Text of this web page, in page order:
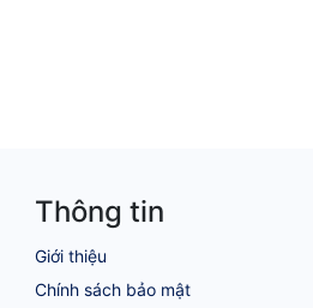
Thông tin
Giới thiệu
Chính sách bảo mật